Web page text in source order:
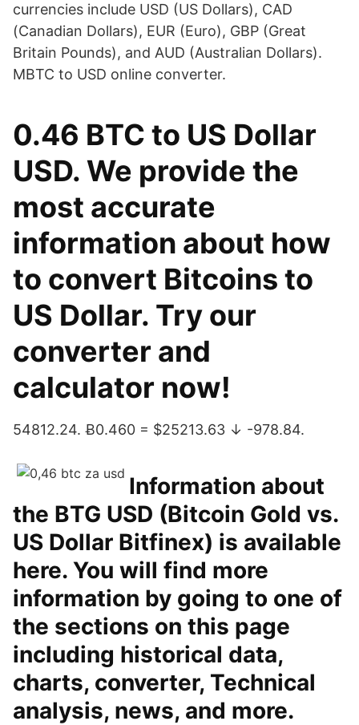
currencies include USD (US Dollars), CAD
(Canadian Dollars), EUR (Euro), GBP (Great
Britain Pounds), and AUD (Australian Dollars).
MBTC to USD online converter.
0.46 BTC to US Dollar
USD. We provide the
most accurate
information about how
to convert Bitcoins to
US Dollar. Try our
converter and
calculator now!
54812.24. Ƀ0.460 = $25213.63 ↓ -978.84.
Information about
the BTG USD (Bitcoin Gold vs.
US Dollar Bitfinex) is available
here. You will find more
information by going to one of
the sections on this page
including historical data,
charts, converter, Technical
analysis, news, and more.